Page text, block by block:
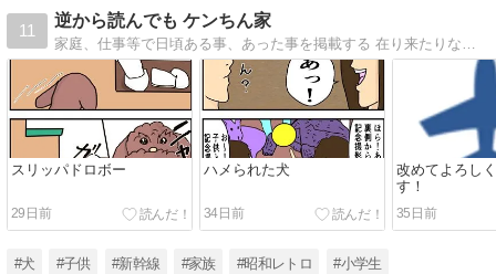
11
逆から読んでも ケンちん家
家庭、仕事等で日頃ある事、あった事を掲載する 在り来たりな日記ブログ。
スリッパドロボー
29日前
ハメられた犬
34日前
改めてよろし
す！
35日前
#犬 #子供 #新幹線 #家族 #昭和レトロ #小学生